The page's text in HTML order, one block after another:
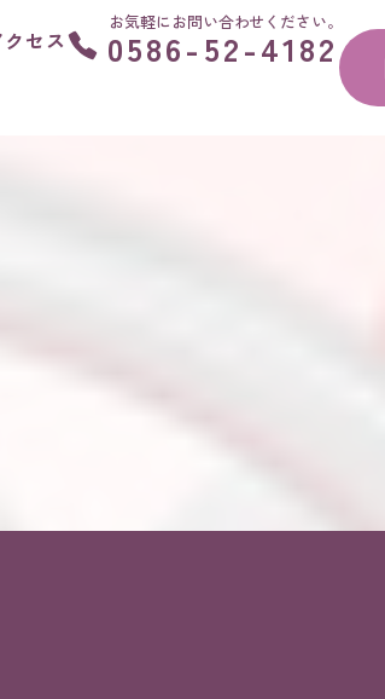
クセス
お気軽にお問い合わせください。
0586-52-4182